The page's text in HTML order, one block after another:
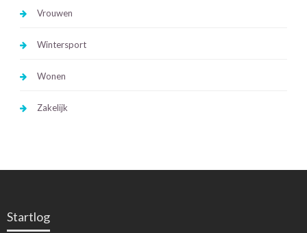
Vrouwen
Wintersport
Wonen
Zakelijk
Startlog